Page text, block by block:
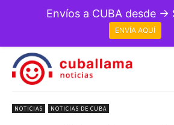
NOTICIAS NOTICIAS DE CUBA
Envíos a CUBA desde →
ENVÍA AQUÍ